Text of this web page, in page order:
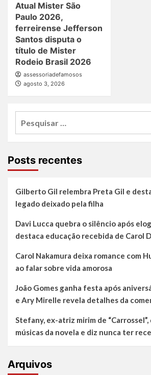
Atual Mister São
Paulo 2026,
ferreirense Jefferson
Santos disputa o
título de Mister
Rodeio Brasil 2026
assessoriadefamosos
agosto 3, 2026
Posts recentes
Gilberto Gil relembra Preta Gil e
legado deixado pela filha
Davi Lucca quebra o silêncio após
destaca educação recebida de Carol
Carol Nakamura deixa romance com
ao falar sobre vida amorosa
João Gomes ganha festa após
e Ary Mirelle revela detalhes da
Stefany, ex-atriz mirim de
músicas da novela e diz nunca ter
Arquivos